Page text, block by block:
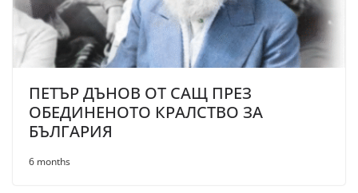
ПЕТЪР ДЪНОВ ОТ САЩ ПРЕЗ
ОБЕДИНЕНОТО КРАЛСТВО ЗА
БЪЛГАРИЯ
6 months